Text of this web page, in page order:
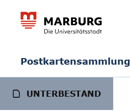
Postkartensammlung
UNTERBESTAND